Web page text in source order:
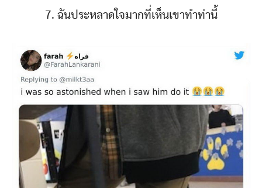
7. ฉันประหลาดใจมากที่เห็นเขาทำท่านี้